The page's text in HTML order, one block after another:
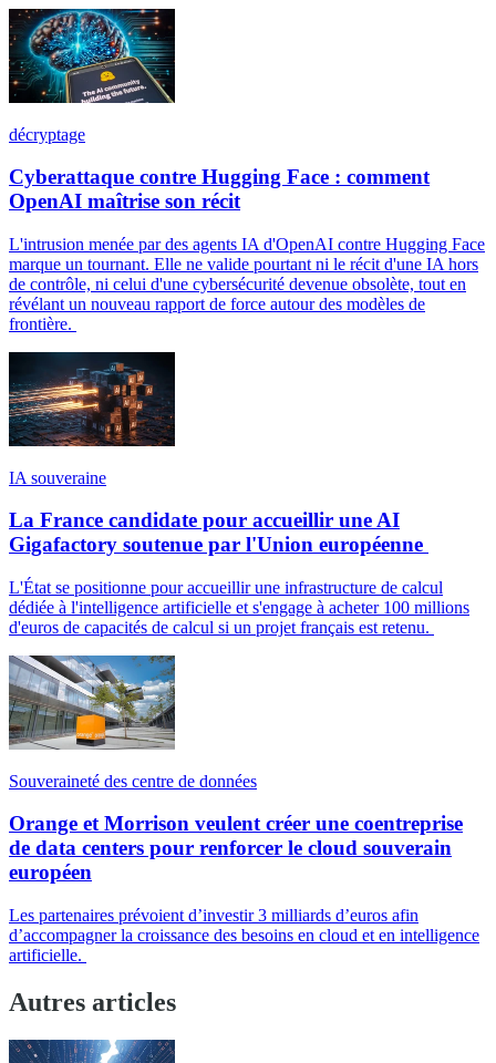
décryptage
Cyberattaque contre Hugging Face : comment
OpenAI maîtrise son récit
L'intrusion menée par des agents IA d'OpenAI contre Hugging Face
marque un tournant. Elle ne valide pourtant ni le récit d'une IA hors
de contrôle, ni celui d'une cybersécurité devenue obsolète, tout en
révélant un nouveau rapport de force autour des modèles de
frontière.
IA souveraine
La France candidate pour accueillir une AI
Gigafactory soutenue par l'Union européenne
L'État se positionne pour accueillir une infrastructure de calcul
dédiée à l'intelligence artificielle et s'engage à acheter 100 millions
d'euros de capacités de calcul si un projet français est retenu.
Souveraineté des centre de données
Orange et Morrison veulent créer une coentreprise
de data centers pour renforcer le cloud souverain
européen
Les partenaires prévoient d’investir 3 milliards d’euros afin
d’accompagner la croissance des besoins en cloud et en intelligence
artificielle.
Autres articles